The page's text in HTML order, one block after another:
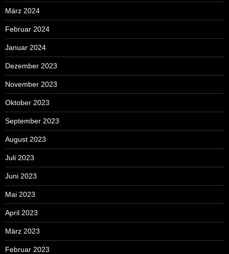
März 2024
Februar 2024
Januar 2024
Dezember 2023
November 2023
Oktober 2023
September 2023
August 2023
Juli 2023
Juni 2023
Mai 2023
April 2023
März 2023
Februar 2023